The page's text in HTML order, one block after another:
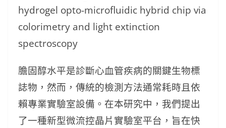
hydrogel opto-microfluidic hybrid chip via
colorimetry and light extinction
spectroscopy
膽固醇水平是診斷心血管疾病的關鍵生物標
誌物，然而，傳統的檢測方法通常耗時且依
賴專業實驗室設備。在本研究中，我們提出
了一種新型微流控晶片實驗室平台，旨在快